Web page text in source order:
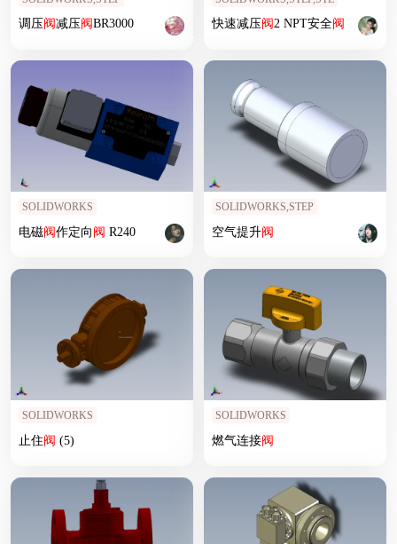
调压阀减压阀BR3000 快速减压阀2 NPT安全阀
SOLIDWORKS
电磁阀作定向阀 R240
SOLIDWORKS,STEP
空气提升阀
SOLIDWORKS
止住阀 (5)
SOLIDWORKS
燃气连接阀